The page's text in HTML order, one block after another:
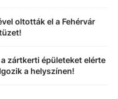
oltották el a Fehérvár
zártkerti épületeket elérte
a helyszínen!